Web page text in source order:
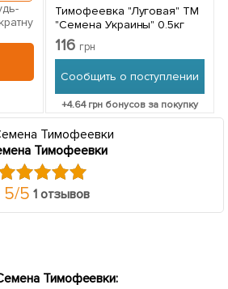
Тимофеевка "Луговая" ТМ
"Семена Украины" 0.5кг
116 грн
Сообщить о поступлении
+4.64грн бонусов за покупку
Тимофеевки
5/5 1 отзывов
Тимофеевки: